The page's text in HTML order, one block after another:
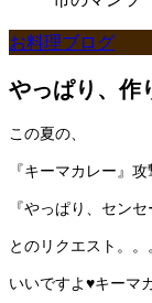
お料理ブログ
やっぱり、作
この夏の、
『キーマカレー』
『やっぱり、セン
とのリクエスト。。
いいですよ♥キーマ